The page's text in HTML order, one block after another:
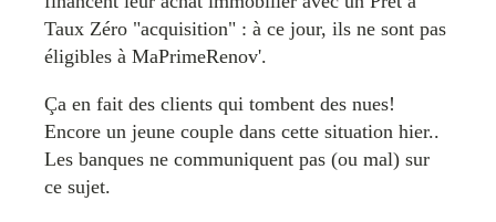
Taux Zéro "acquisition" : à ce jour, ils ne sont pas
éligibles à MaPrimeRenov'.
Ça en fait des clients qui tombent des nues!
Encore un jeune couple dans cette situation hier..
Les banques ne communiquent pas (ou mal) sur
ce sujet.